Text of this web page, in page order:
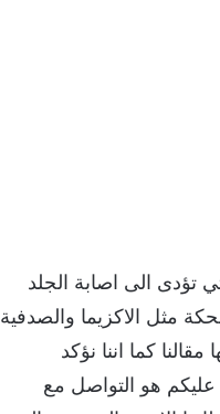
تؤدى الى اصابة الجلد
مثل الاكزيما والصدفية
كما اننا نؤكد
هو التواصل مع